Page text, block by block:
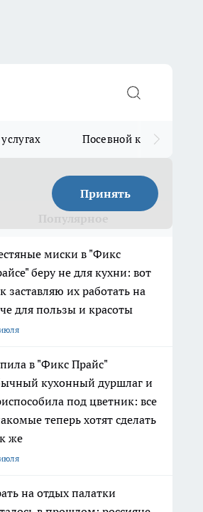
Посевной календарь
Принять
миски в "Фикс
беру не для кухни: вот
заставляю их работать на
для пользы и красоты
в "Фикс Прайс"
кухонный дуршлаг и
под цветник: все
теперь хотят сделать
же
на отдых палатки